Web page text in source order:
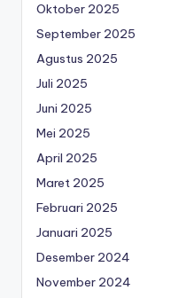
Oktober 2025
September 2025
Agustus 2025
Juli 2025
Juni 2025
Mei 2025
April 2025
Maret 2025
Februari 2025
Januari 2025
Desember 2024
November 2024